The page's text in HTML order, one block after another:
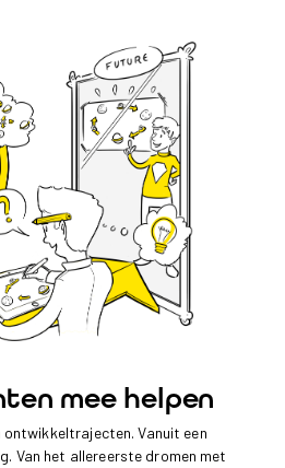
mee helpen
Vanuit een
Van het allereerste dromen met